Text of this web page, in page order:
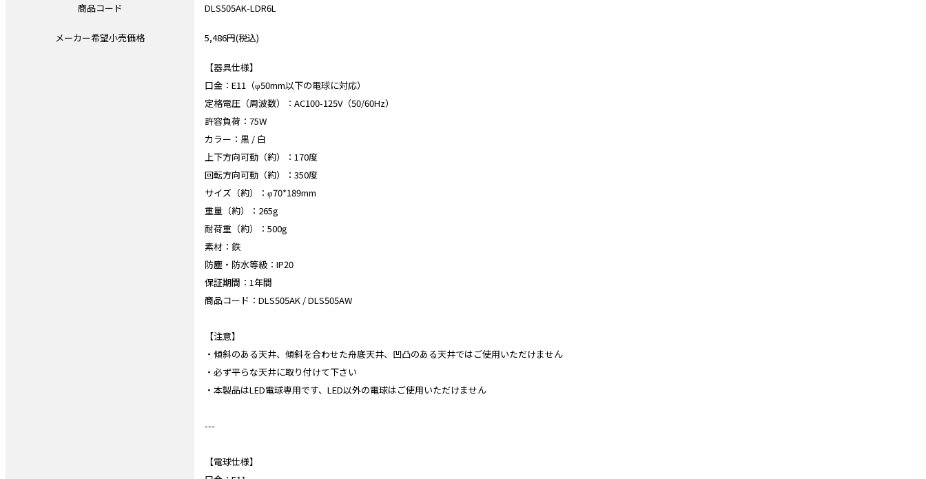
商品コード DLS505AK-LDR6L
メーカー希望小売価格 5,486円(税込)
【器具仕様】
口金：E11（φ50mm以下の電球に対応）
定格電圧（周波数）：AC100-125V（50/60Hz）
許容負荷：75W
カラー：黒 / 白
上下方向可動（約）：170度
回転方向可動（約）：350度
サイズ（約）：φ70*189mm
重量（約）：265g
耐荷重（約）：500g
素材：鉄
防塵・防水等級：IP20
保証期間：1年間
商品コード：DLS505AK / DLS505AW
【注意】
・傾斜のある天井、傾斜を合わせた舟底天井、凹凸のある天井ではご使用いただけません
・必ず平らな天井に取り付けて下さい
・本製品はLED電球専用です、LED以外の電球はご使用いただけません
---
【電球仕様】